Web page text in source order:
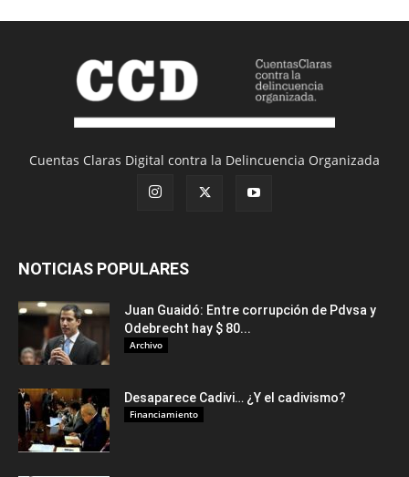
Cuentas Claras Digital contra la Delincuencia Organizada
NOTICIAS POPULARES
Juan Guaidó: Entre corrupción de Pdvsa y
Odebrecht hay $ 80...
Archivo
Desaparece Cadivi… ¿Y el cadivismo?
Financiamiento